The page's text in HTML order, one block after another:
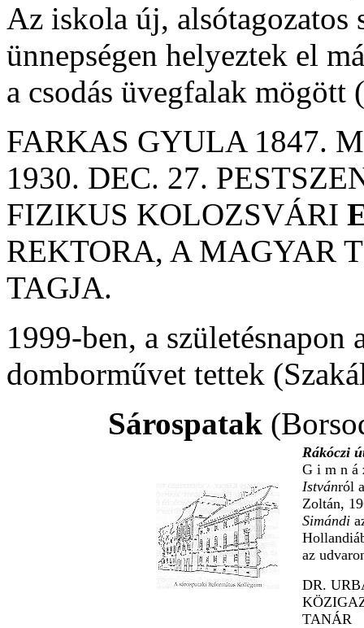
Az iskola új, alsótagozatos
ünnepségen helyeztek el
a csodás üvegfalak mögött
FARKAS GYULA 1847.
1930. DEC. 27.
FIZIKUS KOLOZSVÁRI
REKTORA, A MAGYAR
TAGJA.
1999-ben, a
domborművet tettek
Sárospatak
Rákóczi
G i m n á
Istvánról
Zoltán,
Simándi
az
DR.
TANÁR